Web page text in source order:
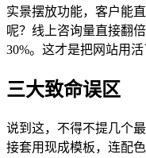
实景摆放功能，客户能
呢？线上咨询量直接翻
30%。这才是把网站用活
三大致命误区
说到这，不得不提几个
接套用现成模板，连配